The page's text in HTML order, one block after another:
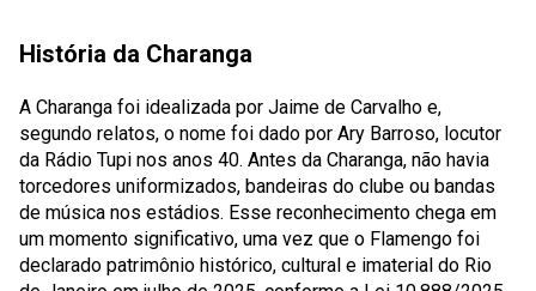
História da Charanga
A Charanga foi idealizada por Jaime de Carvalho e,
segundo relatos, o nome foi dado por Ary Barroso, locutor
da Rádio Tupi nos anos 40. Antes da Charanga, não havia
torcedores uniformizados, bandeiras do clube ou bandas
de música nos estádios. Esse reconhecimento chega em
um momento significativo, uma vez que o Flamengo foi
declarado patrimônio histórico, cultural e imaterial do Rio